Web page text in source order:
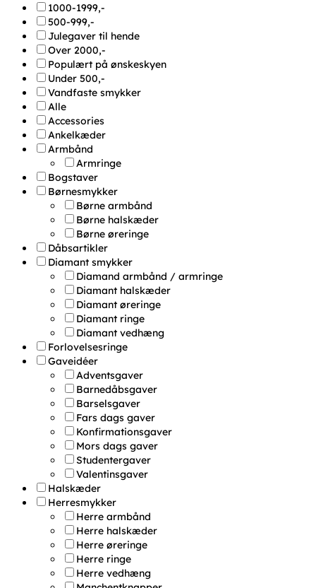
1000-1999,-
500-999,-
Julegaver til hende
Over 2000,-
Populært på ønskeskyen
Under 500,-
Vandfaste smykker
Alle
Accessories
Ankelkæder
Armbånd
Armringe
Bogstaver
Børnesmykker
Børne armbånd
Børne halskæder
Børne øreringe
Dåbsartikler
Diamant smykker
Diamand armbånd / armringe
Diamant halskæder
Diamant øreringe
Diamant ringe
Diamant vedhæng
Forlovelsesringe
Gaveidéer
Adventsgaver
Barnedåbsgaver
Barselsgaver
Fars dags gaver
Konfirmationsgaver
Mors dags gaver
Studentergaver
Valentinsgaver
Halskæder
Herresmykker
Herre armbånd
Herre halskæder
Herre øreringe
Herre ringe
Herre vedhæng